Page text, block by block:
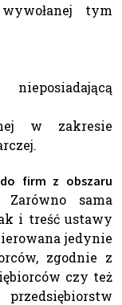
tym
w zakresie
firm z obszaru
Zarówno sama
i treść ustawy
jedynie
zgodnie z
czy też